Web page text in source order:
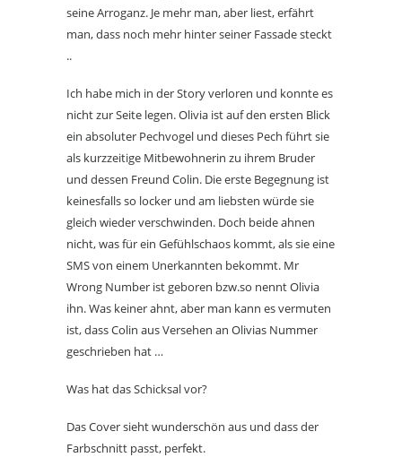
seine Arroganz. Je mehr man, aber liest, erfährt
man, dass noch mehr hinter seiner Fassade steckt
..
Ich habe mich in der Story verloren und konnte es
nicht zur Seite legen. Olivia ist auf den ersten Blick
ein absoluter Pechvogel und dieses Pech führt sie
als kurzzeitige Mitbewohnerin zu ihrem Bruder
und dessen Freund Colin. Die erste Begegnung ist
keinesfalls so locker und am liebsten würde sie
gleich wieder verschwinden. Doch beide ahnen
nicht, was für ein Gefühlschaos kommt, als sie eine
SMS von einem Unerkannten bekommt. Mr
Wrong Number ist geboren bzw.so nennt Olivia
ihn. Was keiner ahnt, aber man kann es vermuten
ist, dass Colin aus Versehen an Olivias Nummer
geschrieben hat …
Was hat das Schicksal vor?
Das Cover sieht wunderschön aus und dass der
Farbschnitt passt, perfekt.